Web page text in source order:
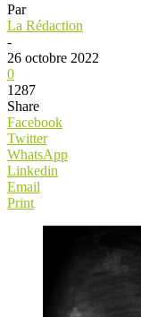
Par
La Rédaction
-
26 octobre 2022
0
1287
Share
Facebook
Twitter
WhatsApp
Linkedin
Email
Print